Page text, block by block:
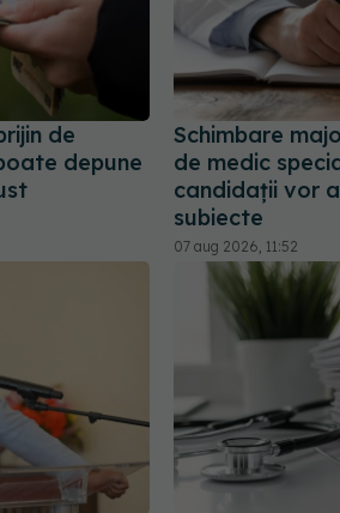
de
depune
Schimbare
de medic
candidații vor
subiecte
07 aug 2026, 11:52